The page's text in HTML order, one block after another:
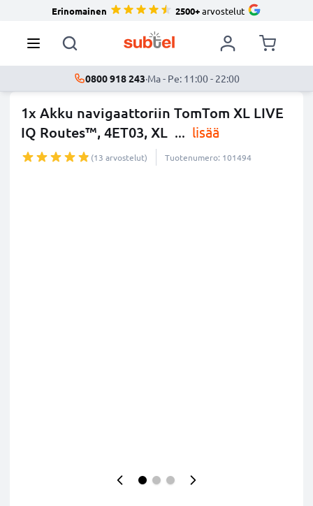
Erinomainen 2500+arvostelut
0800 918 243·Ma - Pe: 11:00 - 22:00
1x Akku navigaattoriin TomTom XL LIVE
IQ Routes™, 4ET03, XL ... lisää
(13 arvostelut) Tuotenumero: 101494